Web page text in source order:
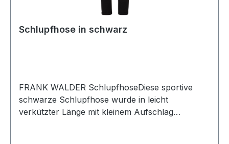
Schlupfhose in schwarz
FRANK WALDER SchlupfhoseDiese sportive
schwarze Schlupfhose wurde in leicht
verkützter Länge mit kleinem Aufschlag